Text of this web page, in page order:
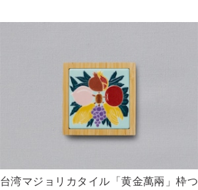
台湾マジョリカタイル「黄金萬兩」枠つ